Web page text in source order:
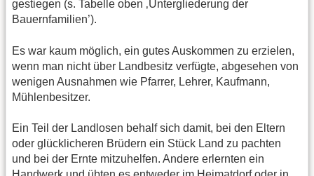
gestiegen (s. Tabelle oben ‚Untergliederung der
Bauernfamilien’).
Es war kaum möglich, ein gutes Auskommen zu erzielen,
wenn man nicht über Landbesitz verfügte, abgesehen von
wenigen Ausnahmen wie Pfarrer, Lehrer, Kaufmann,
Mühlenbesitzer.
Ein Teil der Landlosen behalf sich damit, bei den Eltern
oder glücklicheren Brüdern ein Stück Land zu pachten
und bei der Ernte mitzuhelfen. Andere erlernten ein